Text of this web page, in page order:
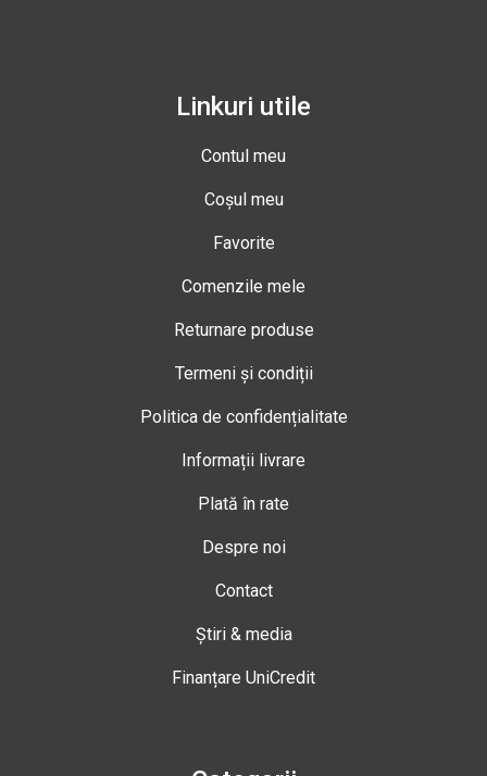
Linkuri utile
Contul meu
Coșul meu
Favorite
Comenzile mele
Returnare produse
Termeni și condiții
Politica de confidențialitate
Informații livrare
Plată în rate
Despre noi
Contact
Știri & media
Finanțare UniCredit